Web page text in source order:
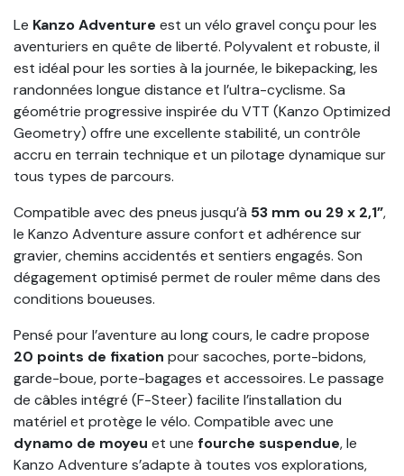
Le Kanzo Adventure est un vélo gravel conçu pour les
aventuriers en quête de liberté. Polyvalent et robuste, il
est idéal pour les sorties à la journée, le bikepacking, les
randonnées longue distance et l’ultra-cyclisme. Sa
géométrie progressive inspirée du VTT (Kanzo Optimized
Geometry) offre une excellente stabilité, un contrôle
accru en terrain technique et un pilotage dynamique sur
tous types de parcours.
Compatible avec des pneus jusqu’à 53 mm ou 29 x 2,1”,
le Kanzo Adventure assure confort et adhérence sur
gravier, chemins accidentés et sentiers engagés. Son
dégagement optimisé permet de rouler même dans des
conditions boueuses.
Pensé pour l’aventure au long cours, le cadre propose
20 points de fixation pour sacoches, porte-bidons,
garde-boue, porte-bagages et accessoires. Le passage
de câbles intégré (F-Steer) facilite l’installation du
matériel et protège le vélo. Compatible avec une
dynamo de moyeu et une fourche suspendue, le
Kanzo Adventure s’adapte à toutes vos explorations,